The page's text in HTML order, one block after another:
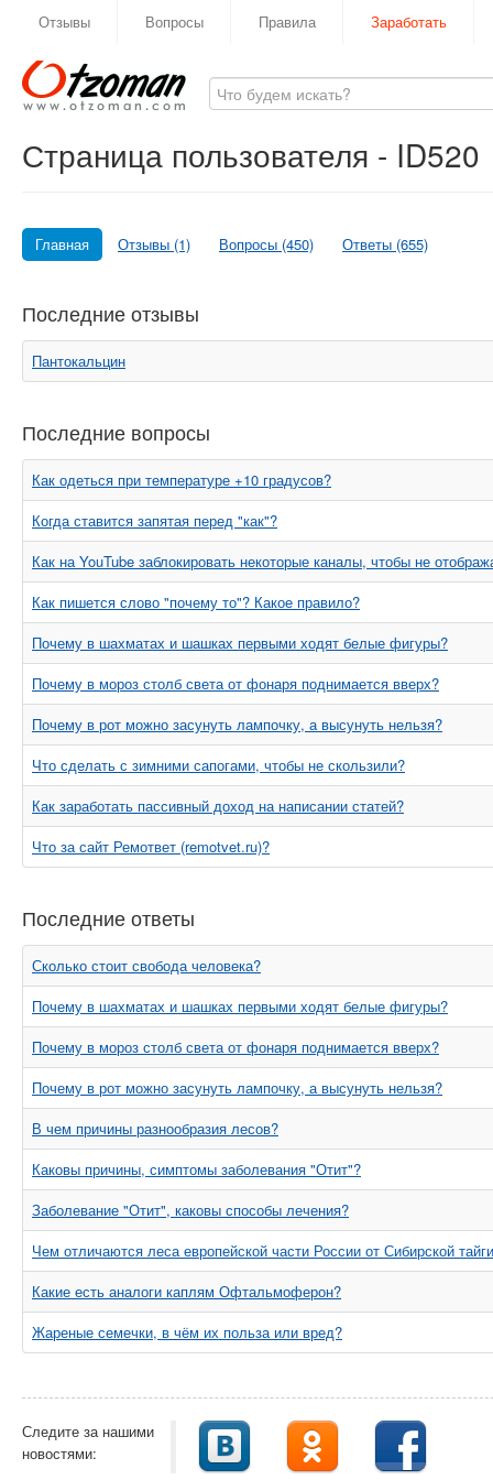
Отзывы Вопросы Правила Заработать
Страница пользователя - ID520
Главная Отзывы (1) Вопросы (450) Ответы (655)
Последние отзывы
Пантокальцин
Последние вопросы
Как одеться при температуре +10 градусов?
Когда ставится запятая перед "как"?
Как на YouTube заблокировать некоторые каналы, чтобы не
Как пишется слово "почему то"? Какое правило?
Почему в шахматах и шашках первыми ходят белые фигуры?
Почему в мороз столб света от фонаря поднимается вверх?
Почему в рот можно засунуть лампочку, а высунуть нельзя?
Что сделать с зимними сапогами, чтобы не скользили?
Как заработать пассивный доход на написании статей?
Что за сайт Ремответ (remotvet.ru)?
Последние ответы
Сколько стоит свобода человека?
Почему в шахматах и шашках первыми ходят белые фигуры?
Почему в мороз столб света от фонаря поднимается вверх?
Почему в рот можно засунуть лампочку, а высунуть нельзя?
В чем причины разнообразия лесов?
Каковы причины, симптомы заболевания "Отит"?
Заболевание "Отит", каковы способы лечения?
Чем отличаются леса европейской части России от Сибирской
Какие есть аналоги каплям Офтальмоферон?
Жареные семечки, в чём их польза или вред?
Следите за нашими
новостями: